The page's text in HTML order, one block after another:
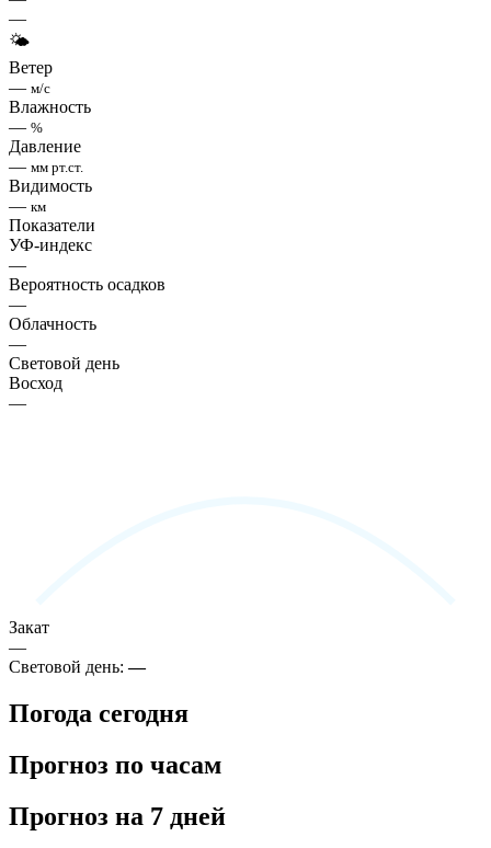
—
🌤
Ветер
— м/с
Влажность
— %
Давление
— мм рт.ст.
Видимость
— км
Показатели
УФ-индекс
—
Вероятность осадков
—
Облачность
—
Световой день
Восход
—
Закат
—
Световой день:—
Погода сегодня
Прогноз по часам
Прогноз на 7 дней